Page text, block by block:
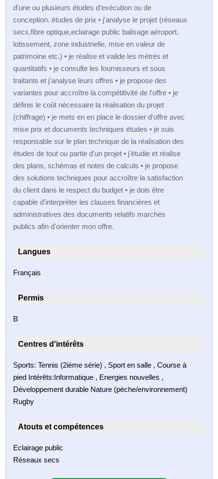
d'une ou plusieurs études d'exécution ou de
conception. études de prix • j'analyse le projet (réseaux
secs,fibre optique,eclairage public balisage aéroport,
lotissement, zone industrielle, mise en valeur de
patrimoine etc.) • je réalise et valide les métrés et
quantitatifs • je consulte les fournisseurs et sous
traitants et j'analyse leurs offres • je propose des
variantes pour accroître la compétitivité de l'offre • je
définis le coût nécessaire la réalisation du projet
(chiffrage) • je mets en en place le dossier d'offre avec
mise prix et documents techniques études • je suis
responsable sur le plan technique de la réalisation des
études de tout ou partie d'un projet • j'étudie et réalise
des plans, schémas et notes de calculs • je propose
des solutions techniques pour accroître la satisfaction
du client dans le respect du budget • je dois être
capable d'interpréter les clauses financières et
administratives des documents relatifs marchés
publics afin d'orienter mon offre.
Langues
Français
Permis
B
Centres d'intérêts
Sports: Tennis (2ième série) , Sport en salle , Course à
pied Intérêts:Informatique , Energies nouvelles ,
Développement durable Nature (pèche/environnement)
Rugby
Atouts et compétences
Eclairage public
Réseaux secs